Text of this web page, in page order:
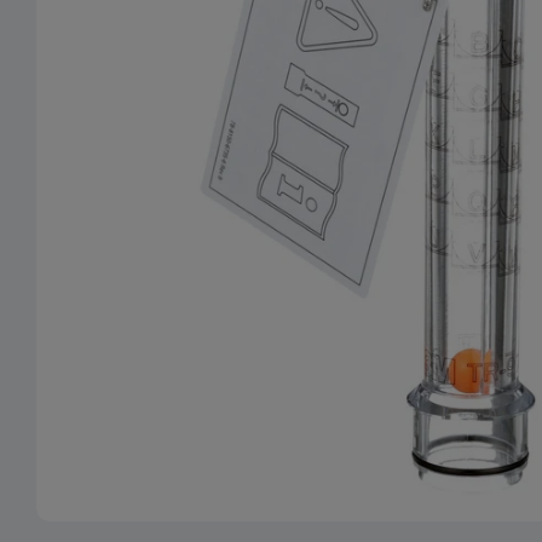
Ouvrir le média 0 en mode modal